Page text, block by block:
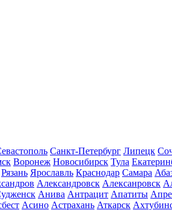
Санкт-Петербург Липецк
Воронеж Новосибирск Тула
Рязань Ярославль Краснодар Самара
Александровск Алексанровск
Анива Антрацит Апатиты
Асино Астрахань Аткарск